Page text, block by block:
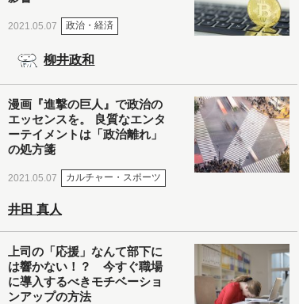
2021.05.07 政治・経済
柳井政和
漫画『進撃の巨人』で政治の
エッセンスを。 良質なエンタ
ーテイメントは「政治離れ」
の処方箋
2021.05.07 カルチャー・スポーツ
井田 真人
上司の「応援」なんて部下に
は響かない！？ 今すぐ職場
に導入するべきモチベーショ
ンアップの方法